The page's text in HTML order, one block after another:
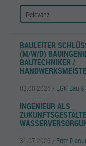
BAULEITER
(M/W/D)
BAUTECHNIKER /
03.08.2026 / EGK Bau
INGENIEUR ALS
31.07.2026 / Fritz